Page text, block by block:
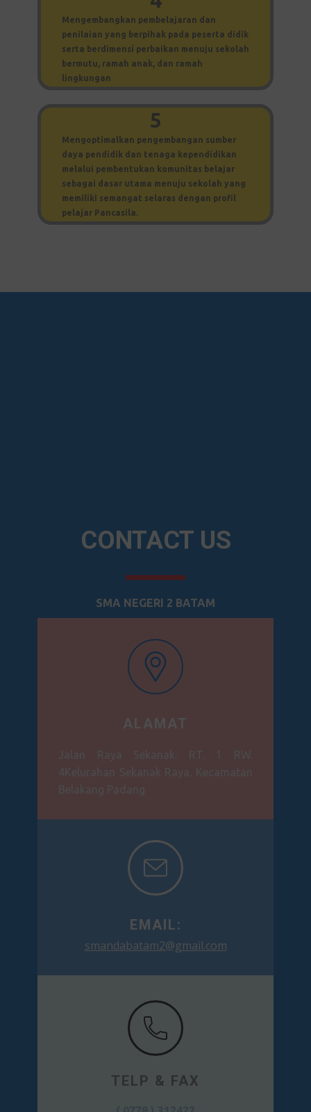
Mengembangkan pembelajaran dan
penilaian yang berpihak pada peserta didik
serta berdimensi perbaikan menuju sekolah
bermutu, ramah anak, dan ramah
lingkungan
5
Mengoptimalkan pengembangan sumber
daya pendidik dan tenaga kependidikan
melalui pembentukan komunitas belajar
sebagai dasar utama menuju sekolah yang
memiliki semangat selaras dengan profil
pelajar Pancasila.
CONTACT US
SMA NEGERI 2 BATAM
EMAIL:
smandabatam2@gmail.com
TELP & FAX